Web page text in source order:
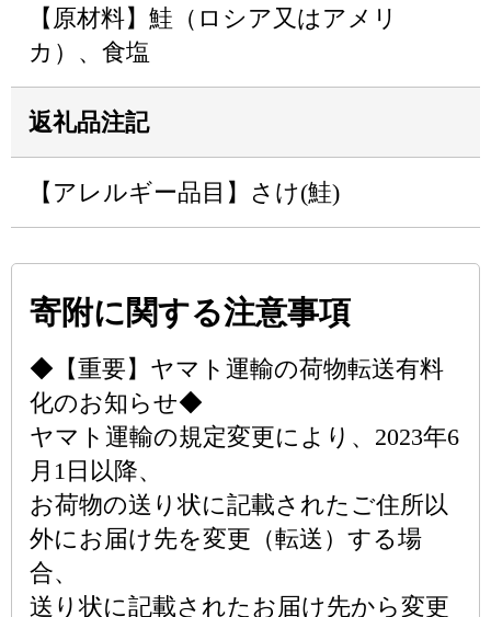
【原材料】鮭（ロシア又はアメリ
カ）、食塩
返礼品注記
【アレルギー品目】さけ(鮭)
寄附に関する注意事項
◆【重要】ヤマト運輸の荷物転送有料
化のお知らせ◆
ヤマト運輸の規定変更により、2023年6
月1日以降、
お荷物の送り状に記載されたご住所以
外にお届け先を変更（転送）する場
合、
送り状に記載されたお届け先から変更